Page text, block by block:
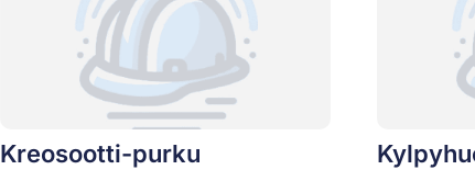
Kreosootti-purku